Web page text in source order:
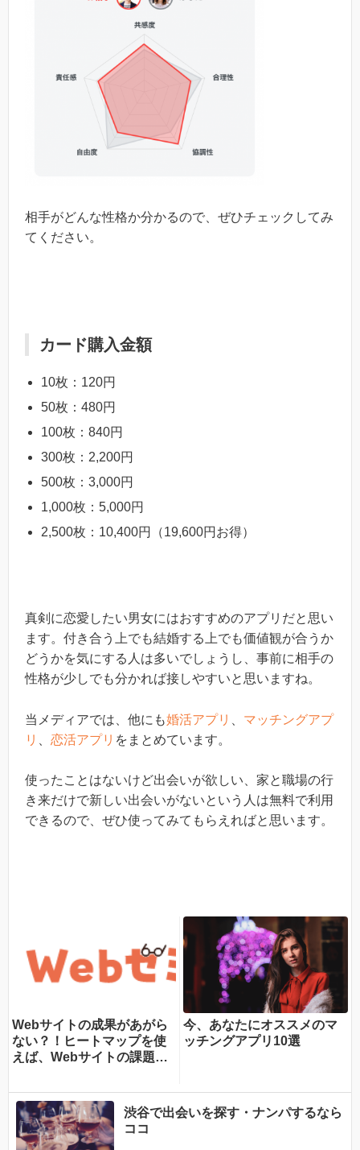
相手がどんな性格か分かるので、ぜひチェックしてみ
てください。
カード購入金額
10枚：120円
50枚：480円
100枚：840円
300枚：2,200円
500枚：3,000円
1,000枚：5,000円
2,500枚：10,400円（19,600円お得）
真剣に恋愛したい男女にはおすすめのアプリだと思い
ます。付き合う上でも結婚する上でも価値観が合うか
どうかを気にする人は多いでしょうし、事前に相手の
性格が少しでも分かれば接しやすいと思いますね。
当メディアでは、他にも婚活アプリ
マッチングアプ
リ
恋活アプリ をまとめています。
使ったことはないけど出会いが欲しい、家と職場の行
き来だけで新しい出会いがないという人は無料で利用
できるので、ぜひ使ってみてもらえればと思います。
Webサイトの成果があがら
ない？！ヒートマップを使
えば、Webサイトの課題が
できることを専門家が分か
りやすく解説！
今、あなたにオススメのマ
ッチングアプリ10選
渋谷で出会いを探す・ナンパするなら
ココ